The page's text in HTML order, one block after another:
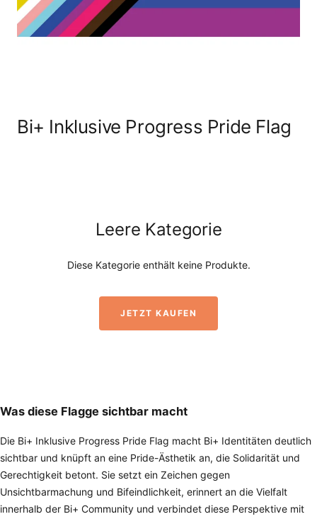
Bi+ Inklusive Progress Pride Flag
Leere Kategorie
Diese Kategorie enthält keine Produkte.
JETZT KAUFEN
Was diese Flagge sichtbar macht
Die Bi+ Inklusive Progress Pride Flag macht Bi+ Identitäten deutlich
sichtbar und knüpft an eine Pride-Ästhetik an, die Solidarität und
Gerechtigkeit betont. Sie setzt ein Zeichen gegen
Unsichtbarmachung und Bifeindlichkeit, erinnert an die Vielfalt
innerhalb der Bi+ Community und verbindet diese Perspektive mit